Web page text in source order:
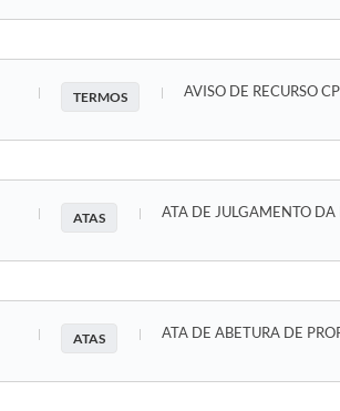
TERMOS AVISO DE RECURSO
ATAS ATA DE JULGAMENTO
ATAS ATA DE ABETURA DE